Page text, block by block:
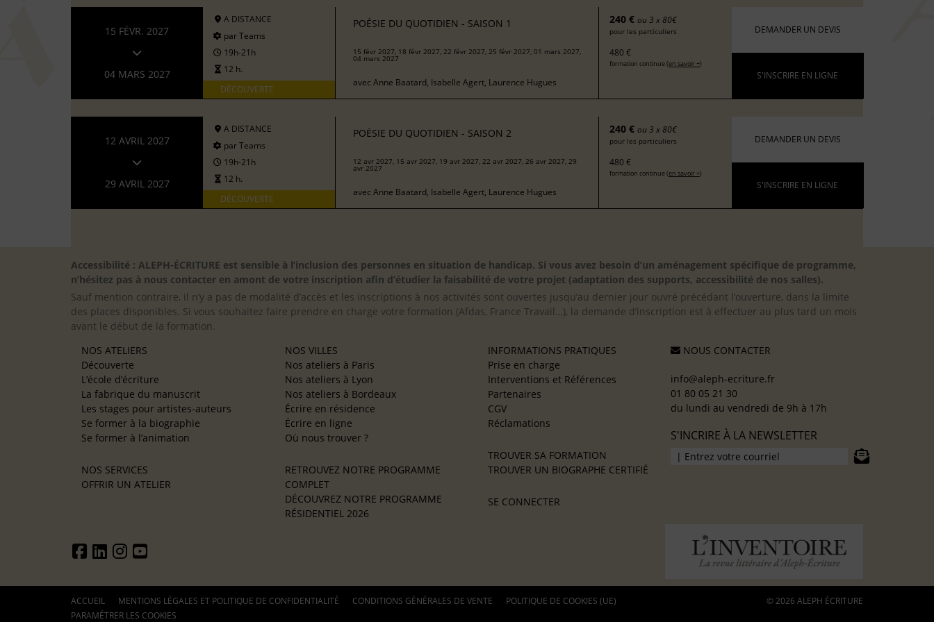
15 FÉVR. 2027
04 MARS 2027
A DISTANCE
par Teams
19h-21h
12 h.
DÉCOUVERTE
POÉSIE DU QUOTIDIEN - SAISON 1
15 févr 2027, 18 févr 2027, 22 févr 2027, 25 févr 2027, 01 mars 2027,
04 mars 2027
avec Anne Baatard, Isabelle Agert, Laurence Hugues
240 € ou 3 x 80€
pour les particuliers
480 €
formation continue (en savoir +)
DEMANDER UN DEVIS
S'INSCRIRE EN LIGNE
12 AVRIL 2027
29 AVRIL 2027
A DISTANCE
par Teams
19h-21h
12 h.
DÉCOUVERTE
POÉSIE DU QUOTIDIEN - SAISON 2
12 avr 2027, 15 avr 2027, 19 avr 2027, 22 avr 2027, 26 avr 2027, 29
avr 2027
avec Anne Baatard, Isabelle Agert, Laurence Hugues
240 € ou 3 x 80€
pour les particuliers
480 €
formation continue (en savoir +)
DEMANDER UN DEVIS
S'INSCRIRE EN LIGNE
Accessibilité : ALEPH-ÉCRITURE est sensible à l’inclusion des personnes en situation de handicap. Si vous avez besoin d’un aménagement spécifique de programme,
n’hésitez pas à nous contacter en amont de votre inscription afin d’étudier la faisabilité de votre projet (adaptation des supports, accessibilité de nos salles).
Sauf mention contraire, il n’y a pas de modalité d’accès et les inscriptions à nos activités sont ouvertes jusqu’au dernier jour ouvré précédant l’ouverture, dans la limite
des places disponibles. Si vous souhaitez faire prendre en charge votre formation (Afdas, France Travail…), la demande d’inscription est à effectuer au plus tard un mois
avant le début de la formation.
NOS ATELIERS
Découverte
L’école d’écriture
La fabrique du manuscrit
Les stages pour artistes-auteurs
Se former à la biographie
Se former à l’animation
NOS SERVICES
OFFRIR UN ATELIER
NOS VILLES
Nos ateliers à Paris
Nos ateliers à Lyon
Nos ateliers à Bordeaux
Écrire en résidence
Écrire en ligne
Où nous trouver ?
RETROUVEZ NOTRE PROGRAMME
COMPLET
DÉCOUVREZ NOTRE PROGRAMME
RÉSIDENTIEL 2026
INFORMATIONS PRATIQUES
Prise en charge
Interventions et Références
Partenaires
CGV
Réclamations
TROUVER SA FORMATION
TROUVER UN BIOGRAPHE CERTIFIÉ
SE CONNECTER
NOUS CONTACTER
info@aleph-ecriture.fr
01 80 05 21 30
du lundi au vendredi de 9h à 17h
S'INCRIRE À LA NEWSLETTER
ACCUEIL MENTIONS LÉGALES ET POLITIQUE DE CONFIDENTIALITÉ CONDITIONS GÉNÉRALES DE VENTE
POLITIQUE DE COOKIES (UE)
PARAMÉTRER LES COOKIES
© 2026 ALEPH ÉCRITURE